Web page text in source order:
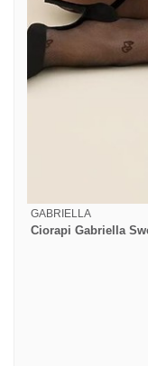
GABRIELLA
Ciorapi Gabriella